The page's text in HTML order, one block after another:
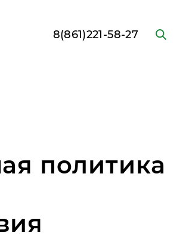
8(861)221-58-27
политика